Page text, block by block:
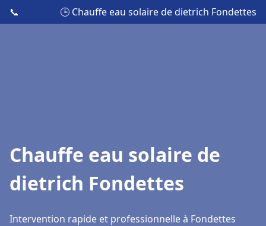
📞 🕒 Chauffe eau solaire de dietrich Fondettes
Chauffe eau solaire de
dietrich Fondettes
Intervention rapide et professionnelle à Fondettes